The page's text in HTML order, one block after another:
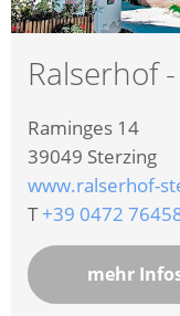
Ralserhof
Raminges 14
39049 Sterzing
www.ralserhof-
T+39 0472
mehr